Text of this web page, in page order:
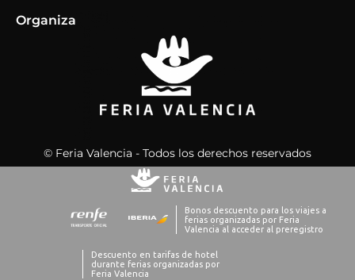
Organiza
© Feria Valencia - Todos los derechos reservados